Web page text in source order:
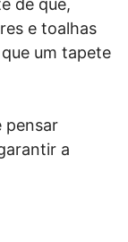
de que,
e toalhas
um tapete
pensar
a